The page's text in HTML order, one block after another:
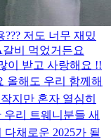
저도 너무 재밌
비 먹었거든요
이 받고 사랑해요 !!
올해도 우리 함께해
지만 혼자 열심히
우리 트웨니분들 새
채로운 2025가 될